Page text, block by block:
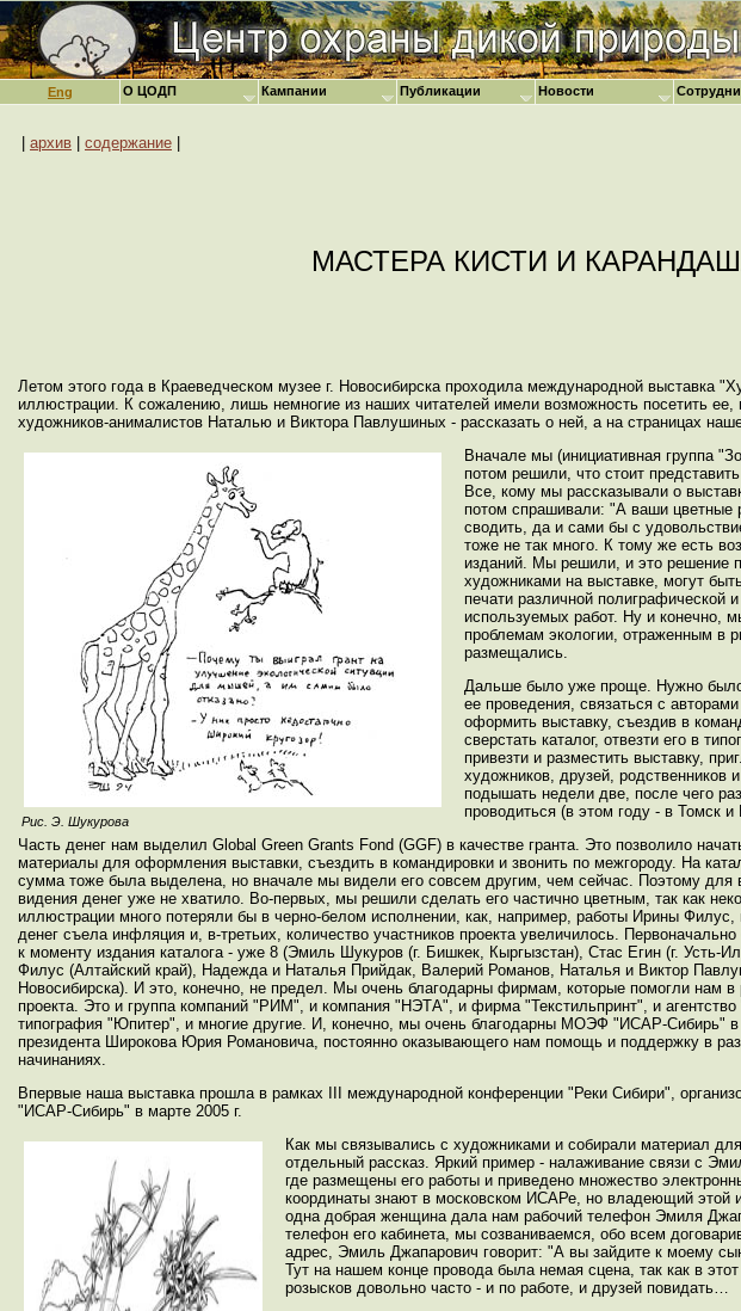
Eng
архив содержание
МАСТЕРА КИСТИ И
Летом этого года в Краеведческом музее г. Новосибирска проходила международной выставка
иллюстрации. К сожалению, лишь немногие из наших читателей имели возможность посетить ее,
художников-анималистов Наталью и Виктора Павлушиных - рассказать о ней, а на страницах
Рис. Э. Шукурова
Вначале мы (инициативная группа
потом решили, что стоит
Все, кому мы рассказывали о
потом спрашивали: "А ваши цветные
сводить, да и сами бы с
тоже не так много. К тому же есть
изданий. Мы решили, и это решение
художниками на выставке, могут
печати различной полиграфической
используемых работ. Ну и конечно,
проблемам экологии, отраженным в
размещались.
Дальше было уже проще. Нужно было
ее проведения, связаться с
оформить выставку, съездив в
сверстать каталог, отвезти его в
привезти и разместить выставку,
художников, друзей, родственников
подышать недели две, после чего
проводиться (в этом году - в Томск
Часть денег нам выделил Global Green Grants Fond (GGF) в качестве гранта. Это позволило
материалы для оформления выставки, съездить в командировки и звонить по межгороду. На
сумма тоже была выделена, но вначале мы видели его совсем другим, чем сейчас. Поэтому для
видения денег уже не хватило. Во-первых, мы решили сделать его частично цветным, так как
иллюстрации много потеряли бы в черно-белом исполнении, как, например, работы Ирины Филус,
денег съела инфляция и, в-третьих, количество участников проекта увеличилось.
к моменту издания каталога - уже 8 (Эмиль Шукуров (г. Бишкек, Кыргызстан), Стас Егин (г. Усть-
Филус (Алтайский край), Надежда и Наталья Прийдак, Валерий Романов, Наталья и Виктор
Новосибирска). И это, конечно, не предел. Мы очень благодарны фирмам, которые помогли нам в
проекта. Это и группа компаний "РИМ", и компания "НЭТА", и фирма "Текстильпринт", и
типография "Юпитер", и многие другие. И, конечно, мы очень благодарны МОЭФ "ИСАР-Сибирь" в
президента Широкова Юрия Романовича, постоянно оказывающего нам помощь и поддержку в
начинаниях.
Впервые наша выставка прошла в рамках III международной конференции "Реки Сибири",
"ИСАР-Сибирь" в марте 2005 г.
Как мы связывались с художниками и собирали материал
отдельный рассказ. Яркий пример - налаживание связи с
где размещены его работы и приведено множество
координаты знают в московском ИСАРе, но владеющий этой
одна добрая женщина дала нам рабочий телефон Эмиля
телефон его кабинета, мы созваниваемся, обо всем
адрес, Эмиль Джапарович говорит: "А вы зайдите к моему
Тут на нашем конце провода была немая сцена, так как в
розысков довольно часто - и по работе, и друзей повидать…
О ЦОДП Кампании Публикации Новости